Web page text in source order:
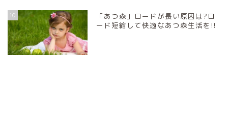
10
「あつ森」ロードが長い原因は?ロ
ード短縮して快適なあつ森生活を!!